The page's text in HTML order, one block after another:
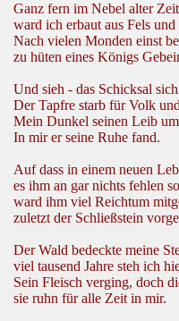
Ganz fern im Nebel alter Zeit
ward ich erbaut aus Fels und
Nach vielen Monden einst
zu hüten eines Königs
Und sieh - das Schicksal
Der Tapfre starb für Volk
Mein Dunkel seinen Leib
In mir er seine Ruhe fand.
Auf dass in einem neuen
es ihm an gar nichts fehlen
ward ihm viel Reichtum
zuletzt der Schließstein
Der Wald bedeckte meine
viel tausend Jahre steh ich
Sein Fleisch verging, doch
sie ruhn für alle Zeit in mir.